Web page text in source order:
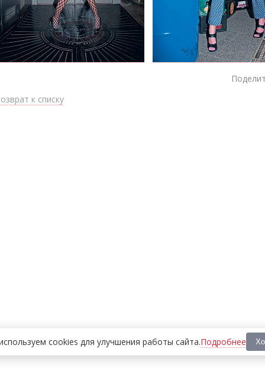
к списку
cookies для улучшения работы сайта.Подробнее